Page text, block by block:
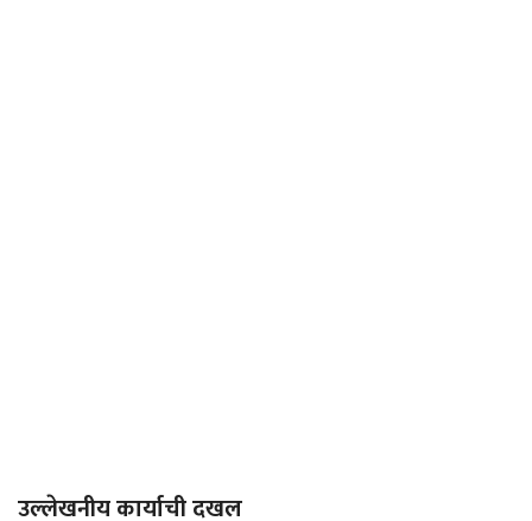
उल्लेखनीय कार्याची दखल